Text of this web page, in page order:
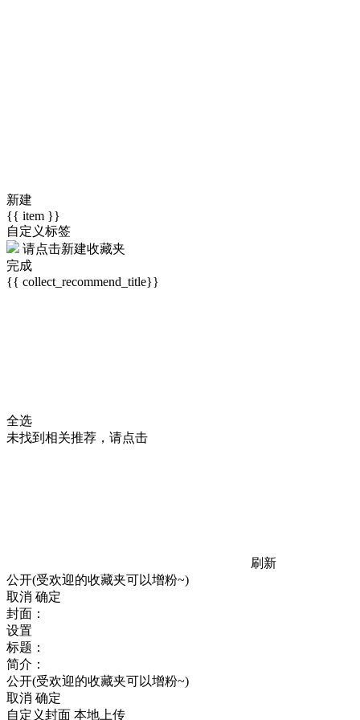
新建
{{ item }}
自定义标签
请点击新建收藏夹
完成
{{ collect_recommend_title}}
全选
未找到相关推荐，请点击
刷新
公开(受欢迎的收藏夹可以增粉~)
取消 确定
封面：
设置
标题：
简介：
公开(受欢迎的收藏夹可以增粉~)
取消 确定
自定义封面 本地上传